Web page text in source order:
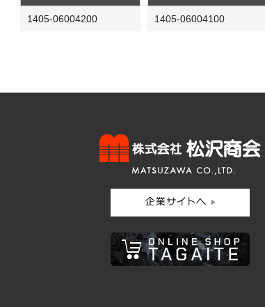
1405-06004200 1405-06004100